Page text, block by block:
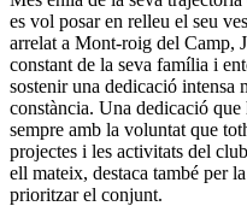
es vol posar en relleu el seu
arrelat a Mont-roig del Camp,
constant de la seva família i
sostenir una dedicació intensa
constància. Una dedicació
sempre amb la voluntat que
projectes i les activitats del
ell mateix, destaca també per
prioritzar el conjunt.